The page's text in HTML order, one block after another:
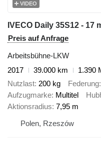
VIDEO
Preis auf Anfrage
Arbeitsbühne-LKW
2017
39.000 km
1.390
Nutzlast 200 kg Federung
Aufzugmarke Multitel
Aktionsradius 7,95 m
Polen, Rzeszów